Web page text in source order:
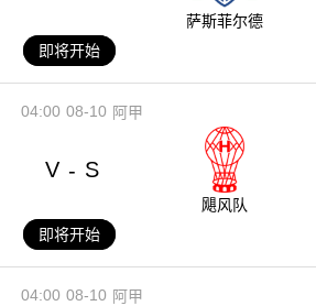
萨斯菲尔德
即将开始
08-10
04:00 阿甲
V - S
飓风队
即将开始
08-10
04:00 阿甲